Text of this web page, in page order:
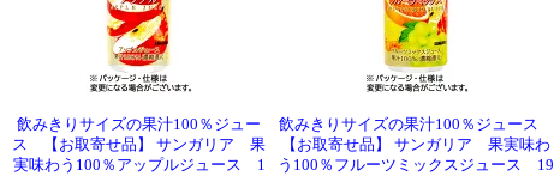
飲みきりサイズの果汁100％ジュー
ス 【お取寄せ品】 サンガリア 果
実味わう100％アップルジュース 1
飲みきりサイズの果汁100％ジュース
【お取寄せ品】 サンガリア 果実味わ
う100％フルーツミックスジュース 19